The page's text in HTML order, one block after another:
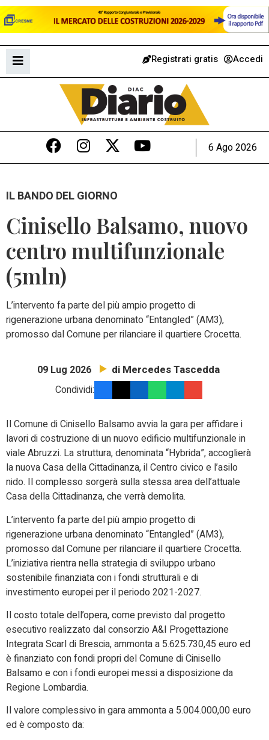
Registrati gratis Accedi
6 Ago 2026
IL BANDO DEL GIORNO
Cinisello Balsamo, nuovo
centro multifunzionale
(5mln)
L’intervento fa parte del più ampio progetto di
rigenerazione urbana denominato “Entangled” (AM3),
promosso dal Comune per rilanciare il quartiere Crocetta.
09 Lug 2026 di Mercedes Tascedda
Condividi:
Il Comune di Cinisello Balsamo avvia la gara per affidare i
lavori di costruzione di un nuovo edificio multifunzionale in
viale Abruzzi. La struttura, denominata “Hybrida”, accoglierà
la nuova Casa della Cittadinanza, il Centro civico e l’asilo
nido. Il complesso sorgerà sulla stessa area dell’attuale
Casa della Cittadinanza, che verrà demolita.
L’intervento fa parte del più ampio progetto di
rigenerazione urbana denominato “Entangled” (AM3),
promosso dal Comune per rilanciare il quartiere Crocetta.
L’iniziativa rientra nella strategia di sviluppo urbano
sostenibile finanziata con i fondi strutturali e di
investimento europei per il periodo 2021-2027.
Il costo totale dell’opera, come previsto dal progetto
esecutivo realizzato dal consorzio A&I Progettazione
Integrata Scarl di Brescia, ammonta a 5.625.730,45 euro ed
è finanziato con fondi propri del Comune di Cinisello
Balsamo e con i fondi europei messi a disposizione da
Regione Lombardia.
Il valore complessivo in gara ammonta a 5.004.000,00 euro
edè composto da: